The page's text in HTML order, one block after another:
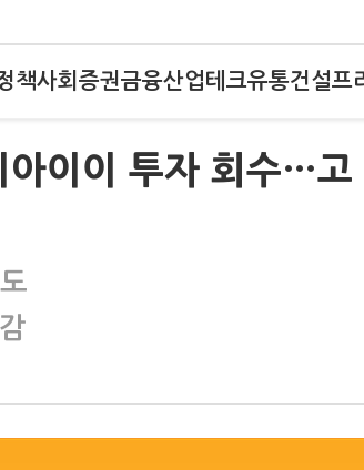
책사회 증권금융산업테크유통건설프
아이이 투자 회수…고